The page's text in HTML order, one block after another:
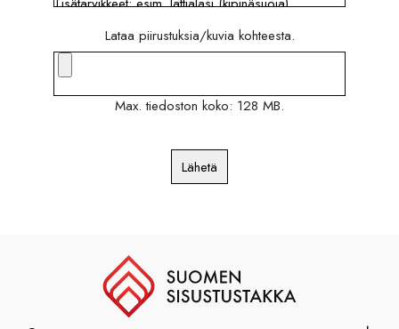
Lataa piirustuksia/kuvia kohteesta.
Max. tiedoston koko: 128 MB.
Lähetä